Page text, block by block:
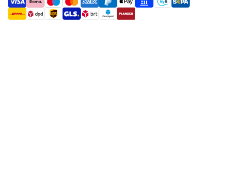
payment methods
shipment methods